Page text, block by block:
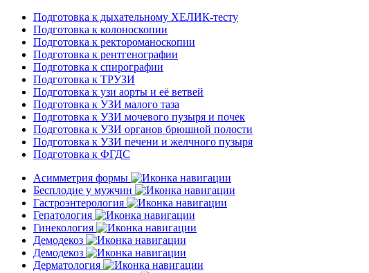
Подготовка к дыхательному ХЕЛИК-тесту
Подготовка к колоноскопии
Подготовка к ректороманоскопии
Подготовка к рентгенографии
Подготовка к спирографии
Подготовка к ТРУЗИ
Подготовка к узи аорты и её ветвей
Подготовка к УЗИ малого таза
Подготовка к УЗИ мочевого пузыря и почек
Подготовка к УЗИ органов брюшной полости
Подготовка к УЗИ печени и желчного пузыря
Подготовка к ФГДС
Асимметрия формы
Бесплодие у мужчин
Гастроэнтерология
Гепатология
Гинекология
Демодекоз
Демодекоз
Дерматология